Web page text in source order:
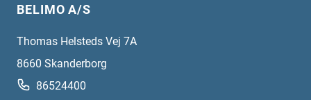
BELIMO A/S
Thomas Helsteds Vej 7A
8660 Skanderborg
86524400